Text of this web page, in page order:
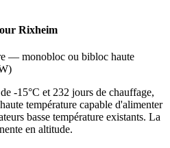
Rixheim
— monobloc ou bibloc haute
)
-15°C et 232 jours de chauffage,
température capable d'alimenter
basse température existants. La
en altitude.